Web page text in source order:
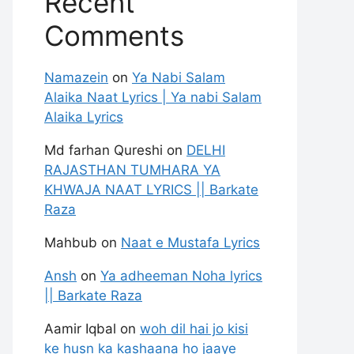
Comments
Namazein on Ya Nabi Salam
Alaika Naat Lyrics | Ya nabi Salam
Alaika Lyrics
Md farhan Qureshi on DELHI
RAJASTHAN TUMHARA YA
KHWAJA NAAT LYRICS || Barkate
Raza
Mahbub on Naat e Mustafa Lyrics
Ansh on Ya adheeman Noha lyrics
|| Barkate Raza
Aamir Iqbal on woh dil hai jo kisi
ke husn ka kashaana ho jaaye